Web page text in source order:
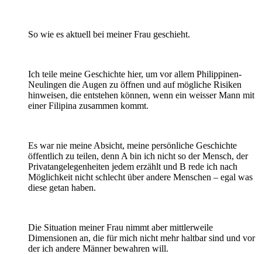
So wie es aktuell bei meiner Frau geschieht.
Ich teile meine Geschichte hier, um vor allem Philippinen-
Neulingen die Augen zu öffnen und auf mögliche Risiken
hinweisen, die entstehen können, wenn ein weisser Mann mit
einer Filipina zusammen kommt.
Es war nie meine Absicht, meine persönliche Geschichte
öffentlich zu teilen, denn A bin ich nicht so der Mensch, der
Privatangelegenheiten jedem erzählt und B rede ich nach
Möglichkeit nicht schlecht über andere Menschen – egal was
diese getan haben.
Die Situation meiner Frau nimmt aber mittlerweile
Dimensionen an, die für mich nicht mehr haltbar sind und vor
der ich andere Männer bewahren will.